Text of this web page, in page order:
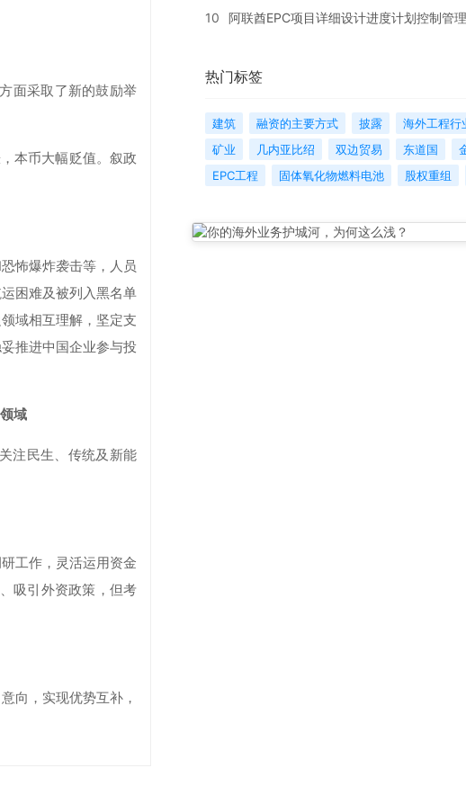
面采取了新的鼓励举
本币大幅贬值。叙政
怖爆炸袭击等，人员
困难及被列入黑名单
域相互理解，坚定支
推进中国企业参与投
域
注民生、传统及新能
工作，灵活运用资金
吸引外资政策，但考
向，实现优势互补，
10 阿联酋EPC项目详细设计进度计划控制管
热门标签
建筑 融资的主要方式 披露
海外工程行
矿业
几内亚比绍 双边贸易 东道国
EPC工程
固体氧化物燃料电池 股权重组